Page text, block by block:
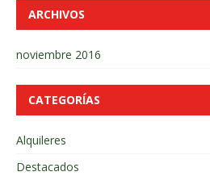
ARCHIVOS
noviembre 2016
CATEGORÍAS
Alquileres
Destacados